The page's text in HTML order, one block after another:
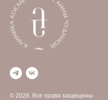
© 2026. Все права защищены.